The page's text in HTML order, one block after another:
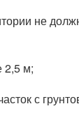
не
2,5 м;
с